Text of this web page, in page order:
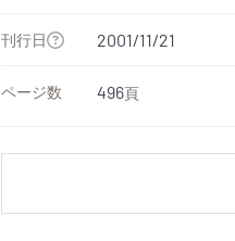
刊行日 2001/11/21
ページ数 496頁